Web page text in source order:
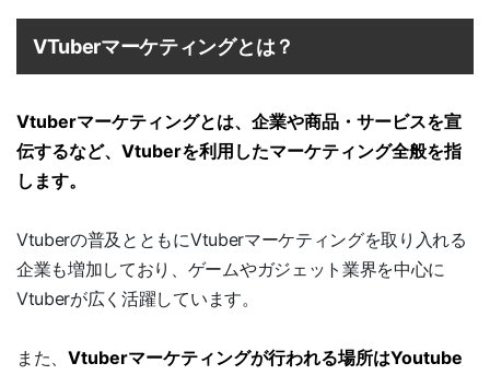
VTuberマーケティングとは？
Vtuberマーケティングとは、企業や商品・サービスを宣
伝するなど、Vtuberを利用したマーケティング全般を指
します。
Vtuberの普及とともにVtuberマーケティングを取り入れる
企業も増加しており、ゲームやガジェット業界を中心に
Vtuberが広く活躍しています。
また、Vtuberマーケティングが行われる場所はYoutube